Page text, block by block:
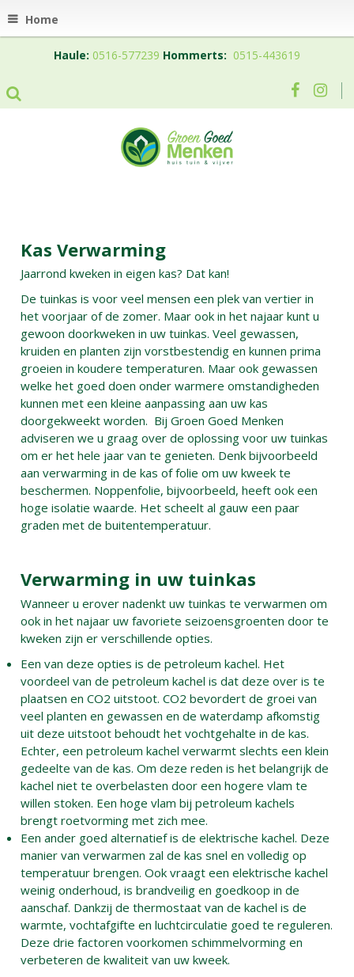
Home
Haule: 0516-577239 Hommerts: 0515-443619
Kas Verwarming
Jaarrond kweken in eigen kas? Dat kan!
De tuinkas is voor veel mensen een plek van vertier in
het voorjaar of de zomer. Maar ook in het najaar kunt u
gewoon doorkweken in uw tuinkas. Veel gewassen,
kruiden en planten zijn vorstbestendig en kunnen prima
groeien in koudere temperaturen. Maar ook gewassen
welke het goed doen onder warmere omstandigheden
kunnen met een kleine aanpassing aan uw kas
doorgekweekt worden. Bij Groen Goed Menken
adviseren we u graag over de oplossing voor uw tuinkas
om er het hele jaar van te genieten. Denk bijvoorbeeld
aan verwarming in de kas of folie om uw kweek te
beschermen. Noppenfolie, bijvoorbeeld, heeft ook een
hoge isolatie waarde. Het scheelt al gauw een paar
graden met de buitentemperatuur.
Verwarming in uw tuinkas
Wanneer u erover nadenkt uw tuinkas te verwarmen om
ook in het najaar uw favoriete seizoensgroenten door te
kweken zijn er verschillende opties.
Een van deze opties is de petroleum kachel. Het
voordeel van de petroleum kachel is dat deze over is te
plaatsen en CO2 uitstoot. CO2 bevordert de groei van
veel planten en gewassen en de waterdamp afkomstig
uit deze uitstoot behoudt het vochtgehalte in de kas.
Echter, een petroleum kachel verwarmt slechts een klein
gedeelte van de kas. Om deze reden is het belangrijk de
kachel niet te overbelasten door een hogere vlam te
willen stoken. Een hoge vlam bij petroleum kachels
brengt roetvorming met zich mee.
Een ander goed alternatief is de elektrische kachel. Deze
manier van verwarmen zal de kas snel en volledig op
temperatuur brengen. Ook vraagt een elektrische kachel
weinig onderhoud, is brandveilig en goedkoop in de
aanschaf. Dankzij de thermostaat van de kachel is de
warmte, vochtafgifte en luchtcirculatie goed te reguleren.
Deze drie factoren voorkomen schimmelvorming en
verbeteren de kwaliteit van uw kweek.